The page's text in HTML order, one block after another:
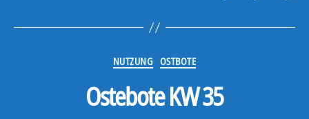
Kategorien
NUTZUNG OSTBOTE
Ostebote KW 35